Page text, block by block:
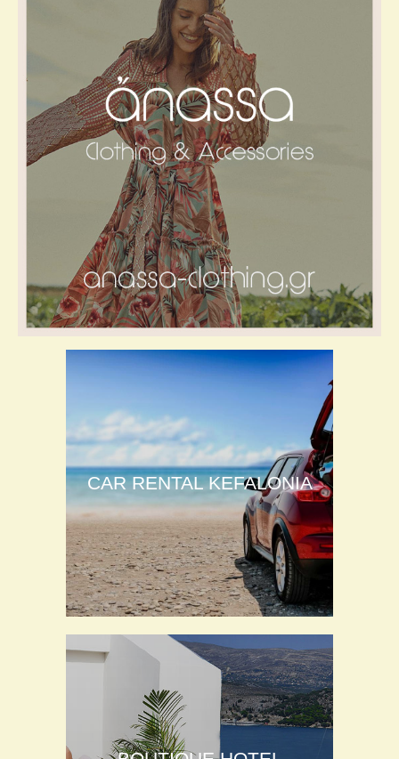
CAR RENTAL KEFALONIA